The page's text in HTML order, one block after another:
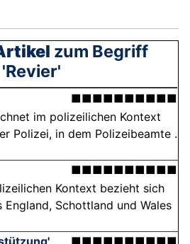
zum Begriff
'Revier'
■■■■■■■■■■
im polizeilichen Kontext
Polizei, in dem Polizeibeamte .
■■■■■■■■■■
Kontext bezieht sich
England, Schottland und Wales